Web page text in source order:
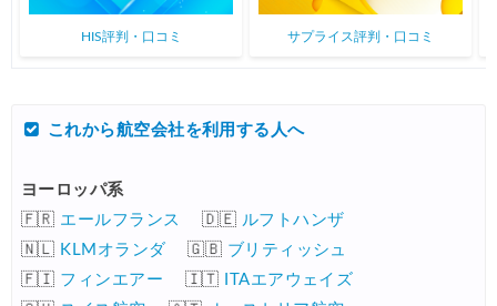
HIS評判・口コミ サプライス評判・口コミ
これから航空会社を利用する人へ
ヨーロッパ系
🇫🇷 エールフランス 🇩🇪 ルフトハンザ
🇳🇱 KLMオランダ 🇬🇧 ブリティッシュ
🇫🇮 フィンエアー 🇮🇹
ITAエアウェイズ